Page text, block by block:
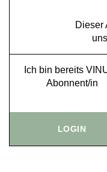
TRINKREIFETABELLE
ABO
WEINSUCHE
JOBS
Dieser
Ich bin bereits
Abonnent/in
LOGIN